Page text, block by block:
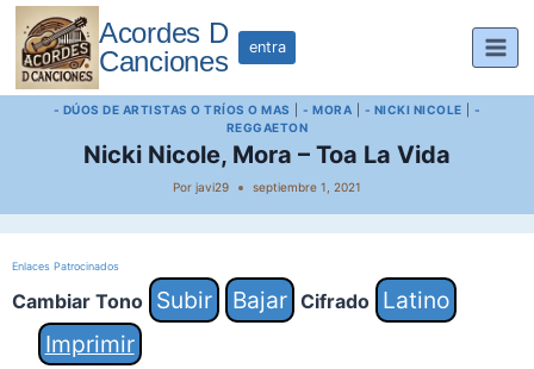
Saltar
contenido
Acordes D
Canciones
entra
- DÚOS DE ARTISTAS O TRÍOS O MAS - MORA - NICKI NICOLE
-
REGGAETON
Nicki Nicole, Mora – Toa La Vida
Por javi29 septiembre 1, 2021
Enlaces Patrocinados
Cambiar Tono Subir Bajar Cifrado
Latino
Imprimir